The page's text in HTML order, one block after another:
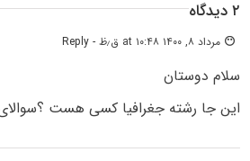
۲ دیدگاه
😶 مرداد ۸, ۱۴۰۰ at ۱۰:۴۸ ق٫ظ - Reply
سلام دوستان
این جا رشته جغرافیا کسی هست